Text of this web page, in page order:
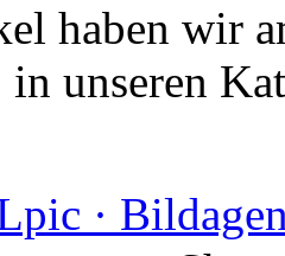
haben wir
in unseren
·